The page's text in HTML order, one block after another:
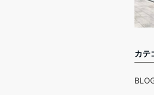
カテ